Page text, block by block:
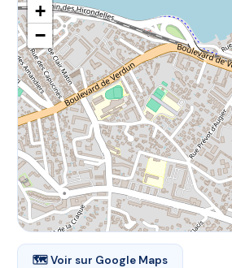
+
−
🗺 Voir sur Google Maps